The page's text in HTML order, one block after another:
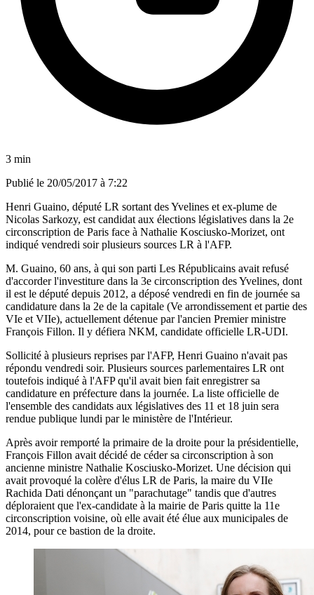
3 min
Publié le 20/05/2017 à 7:22
Henri Guaino, député LR sortant des Yvelines et ex-plume de
Nicolas Sarkozy, est candidat aux élections législatives dans la 2e
circonscription de Paris face à Nathalie Kosciusko-Morizet, ont
indiqué vendredi soir plusieurs sources LR à l'AFP.
M. Guaino, 60 ans, à qui son parti Les Républicains avait refusé
d'accorder l'investiture dans la 3e circonscription des Yvelines, dont
il est le député depuis 2012, a déposé vendredi en fin de journée sa
candidature dans la 2e de la capitale (Ve arrondissement et partie des
VIe et VIIe), actuellement détenue par l'ancien Premier ministre
François Fillon. Il y défiera NKM, candidate officielle LR-UDI.
Sollicité à plusieurs reprises par l'AFP, Henri Guaino n'avait pas
répondu vendredi soir. Plusieurs sources parlementaires LR ont
toutefois indiqué à l'AFP qu'il avait bien fait enregistrer sa
candidature en préfecture dans la journée. La liste officielle de
l'ensemble des candidats aux législatives des 11 et 18 juin sera
rendue publique lundi par le ministère de l'Intérieur.
Après avoir remporté la primaire de la droite pour la présidentielle,
François Fillon avait décidé de céder sa circonscription à son
ancienne ministre Nathalie Kosciusko-Morizet. Une décision qui
avait provoqué la colère d'élus LR de Paris, la maire du VIIe
Rachida Dati dénonçant un "parachutage" tandis que d'autres
déploraient que l'ex-candidate à la mairie de Paris quitte la 11e
circonscription voisine, où elle avait été élue aux municipales de
2014, pour ce bastion de la droite.